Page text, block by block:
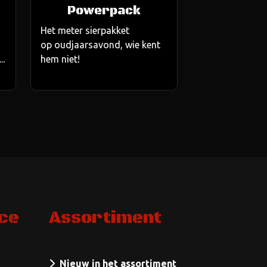
Powerpack
Het meter sierpakket
op oudjaarsavond, wie kent
hem niet!
Assortiment
Nieuw in het assortiment